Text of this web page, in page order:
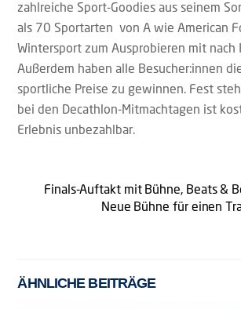
zahlreiche Sport-Goodies aus seinem
als 70 Sportarten von A wie American
Wintersport zum Ausprobieren mit nach
Außerdem haben alle Besucher:innen
sportliche Preise zu gewinnen. Fest
bei den Decathlon-Mitmachtagen ist
Erlebnis unbezahlbar.
Finals-Auftakt mit Bühne, Beats &
Neue Bühne für einen
ÄHNLICHE BEITRÄGE